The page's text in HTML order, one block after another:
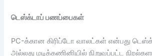
டெஸ்க்டாப் பணப்பைகள்
PC-க்கான கிரிப்டோ வாலட்கள் என்பது
அல்லது மடிக்கணினியில் நிறுவப்பட்ட